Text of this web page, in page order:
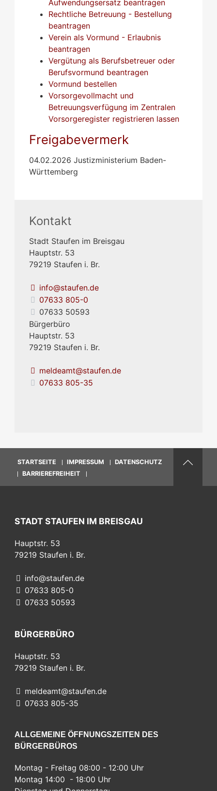
Aufwendungsersatz beantragen
Rechtliche Betreuung - Bestellung
beantragen
Verein als Vormund - Erlaubnis
beantragen
Vergütung als Berufsbetreuer oder
Berufsvormund beantragen
Vormund bestellen
Vorsorgevollmacht und
Betreuungsverfügung im Zentralen
Vorsorgeregister registrieren lassen
Freigabevermerk
04.02.2026 Justizministerium Baden-
Württemberg
Kontakt
Stadt Staufen im Breisgau
Hauptstr. 53
79219 Staufen i. Br.
info@staufen.de
07633 805-0
07633 50593
Bürgerbüro
Hauptstr. 53
79219 Staufen i. Br.
meldeamt@staufen.de
07633 805-35
STARTSEITE IMPRESSUM
DATENSCHUTZ
BARRIEREFREIHEIT
STADT STAUFEN IM BREISGAU
Hauptstr. 53
79219 Staufen i. Br.
info@staufen.de
07633 805-0
07633 50593
BÜRGERBÜRO
Hauptstr. 53
79219 Staufen i. Br.
meldeamt@staufen.de
07633 805-35
ALLGEMEINE ÖFFNUNGSZEITEN DES
BÜRGERBÜROS
Montag - Freitag 08:00 - 12:00 Uhr
Montag 14:00 - 18:00 Uhr